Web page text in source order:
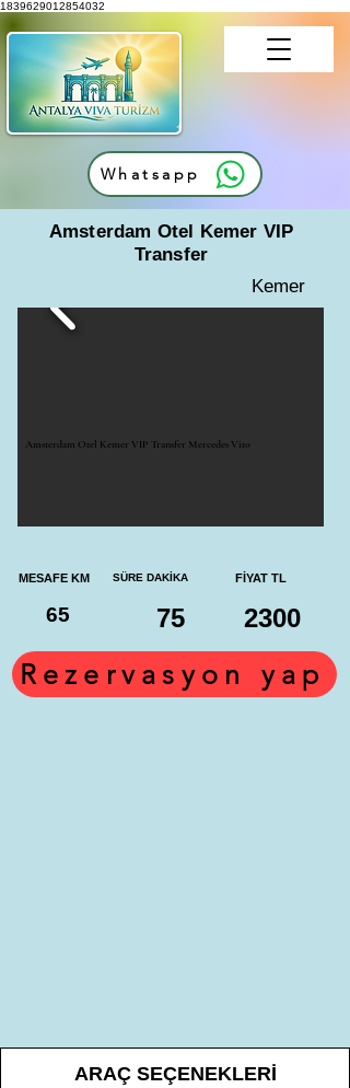
1839629012854032
Whatsapp
Amsterdam Otel Kemer VIP
Transfer
Kemer
Amsterdam Otel Kemer VIP Transfer Mercedes Vito
MESAFE KM
65
SÜRE DAKİKA
75
FİYAT TL
2300
Rezervasyon yap
ARAÇ SEÇENEKLERİ